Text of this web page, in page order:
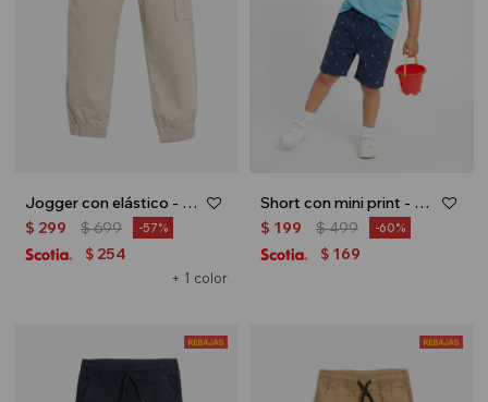
Jogger con elástico - Beige
+ 1 color
$ 299 $699 57
$ 254
Short con mini print - Azul
$ 199 $499 60
$ 169